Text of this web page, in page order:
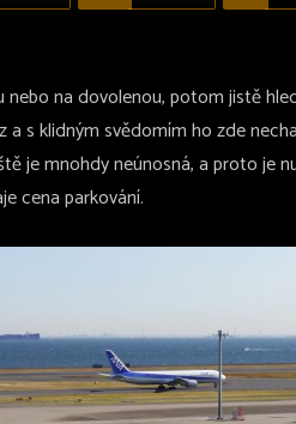
nebo na dovolenou, potom jistě
a s klidným svědomím ho zde
je mnohdy neúnosná, a proto je
cena parkování.